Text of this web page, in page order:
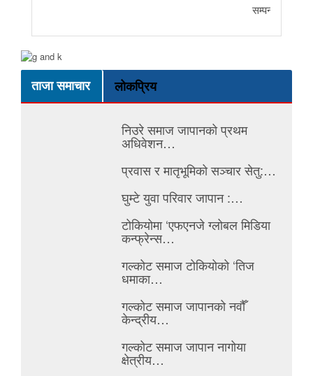
सम्पन्न
ताजा समाचार लोकप्रिय
निउरे समाज जापानको प्रथम
अधिवेशन…
प्रवास र मातृभूमिको सञ्चार सेतु:…
घुम्टे युवा परिवार जापान :…
टोकियोमा ‘एफएनजे ग्लोबल मिडिया
कन्फ्रेन्स…
गल्कोट समाज टोकियोको ‘तिज
धमाका…
गल्कोट समाज जापानको नवौँ
केन्द्रीय…
गल्कोट समाज जापान नागोया
क्षेत्रीय…